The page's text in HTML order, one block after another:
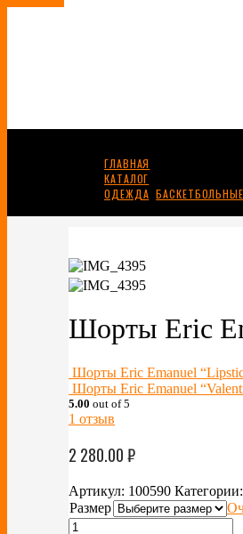
ГЛАВНАЯ
КАТАЛОГ
ОДЕЖДА ,
Шорты Eric
Шорты Eric Emanuel
Шорты Eric Emanuel
5.00 out of 5
1 отзыв
2 280.00₽
Артикул: 100590 Категории:
Размер